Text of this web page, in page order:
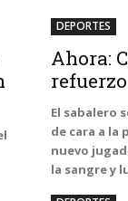
DEPORTES
Ahora:
refuerzo
El sabalero
de cara a la
nuevo
la sangre y